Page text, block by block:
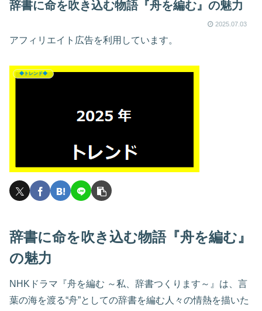
辞書に命を吹き込む物語『舟を編む』の魅力
2025.07.03
アフィリエイト広告を利用しています。
◆トレンド◆
辞書に命を吹き込む物語『舟を編む』
の魅力
NHKドラマ『舟を編む ～私、辞書つくります～』は、言
葉の海を渡る“舟”としての辞書を編む人々の情熱を描いた